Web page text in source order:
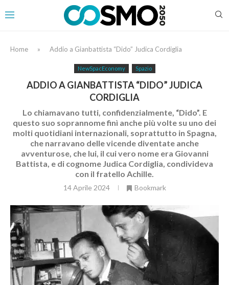
Home » Addio a Gianbattista “Dido” Judica Cordiglia
NewSpacEconomy Spazio
ADDIO A GIANBATTISTA “DIDO” JUDICA
CORDIGLIA
Lo chiamavano tutti, confidenzialmente, “Dido”. E
questo suo soprannome finì anche più volte su uno dei
molti quotidiani internazionali, soprattutto in Spagna,
che narravano delle vicende diventate anche
avventurose, che lui, il cui vero nome era Giovanni
Battista, e di cognome Judica Cordiglia, condivideva
con il fratello Achille.
14 Aprile 2024 Bookmark